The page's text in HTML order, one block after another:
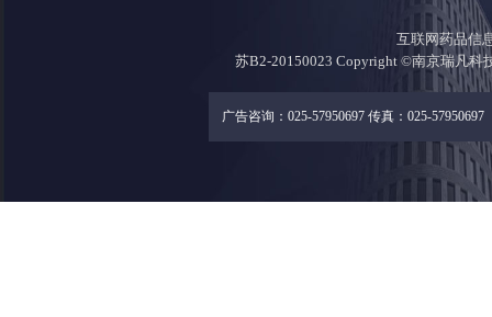
互联网药品信
苏B2-20150023 Copyright ©南京瑞凡科
广告咨询：025-57950697 传真：025-57950697